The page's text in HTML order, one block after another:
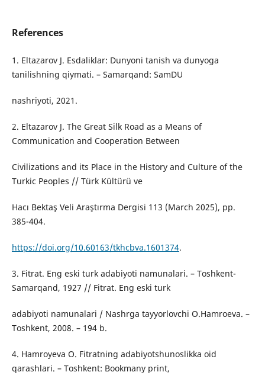
References
1. Eltazarov J. Esdaliklar: Dunyoni tanish va dunyoga
tanilishning qiymati. – Samarqand: SamDU
nashriyoti, 2021.
2. Eltazarov J. The Great Silk Road as a Means of
Communication and Cooperation Between
Civilizations and its Place in the History and Culture of the
Turkic Peoples // Türk Kültürü ve
Hacı Bektaş Veli Araştırma Dergisi 113 (March 2025), pp.
385-404.
https://doi.org/10.60163/tkhcbva.1601374.
3. Fitrat. Eng eski turk adabiyoti namunalari. – Toshkent-
Samarqand, 1927 // Fitrat. Eng eski turk
adabiyoti namunalari / Nashrga tayyorlovchi O.Hamroeva. –
Toshkent, 2008. – 194 b.
4. Hamroyeva O. Fitratning adabiyotshunoslikka oid
qarashlari. – Toshkent: Bookmany print,